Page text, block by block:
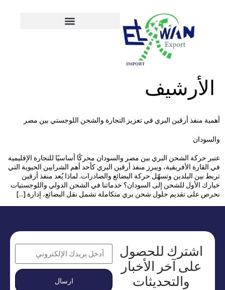
الأرشيف
أهمية منفذ أرقين البري في تعزيز التجارة والشحن اللوجستي بين مصر
والسودان
عتبر حركة الشحن البري بين مصر والسودان محركًا أساسيًا للتجارة الإقليمية
في القارة الأفريقية، ويبرز منفذ أرقين البري كأحد أهم الشرايين الحيوية التي
تربط بين البلدين وتسهّل حركة البضائع والصادرات. لماذا يُعد منفذ أرقين
خيارك الأول للشحن إلى السودان؟ خدماتنا في الشحن الدولي واللوجستيات
نحرص على تقديم حلول شحن بري متكاملة تشمل نقل البضائع، إدارة […]
اشترك للحصول
على آخر الأخبار
والتحديثات
ارسال